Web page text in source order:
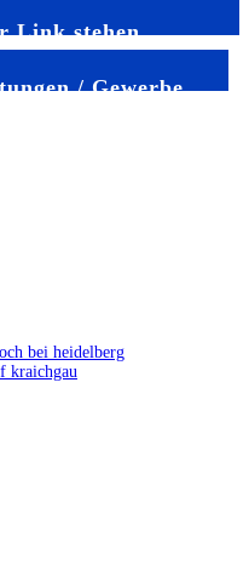
Link stehen
/ Gewerbe